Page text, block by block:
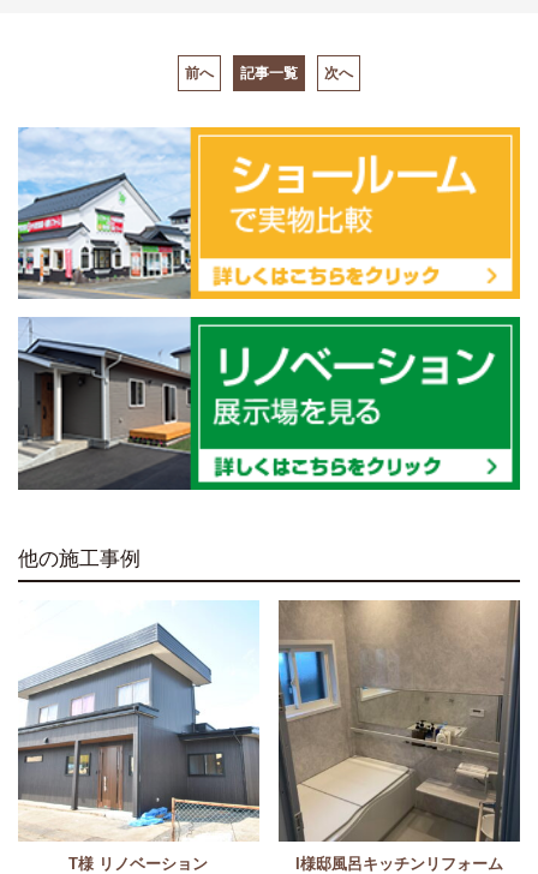
前へ 記事一覧 次へ
他の施工事例
T様 リノベーション I様邸風呂キッチンリフォーム